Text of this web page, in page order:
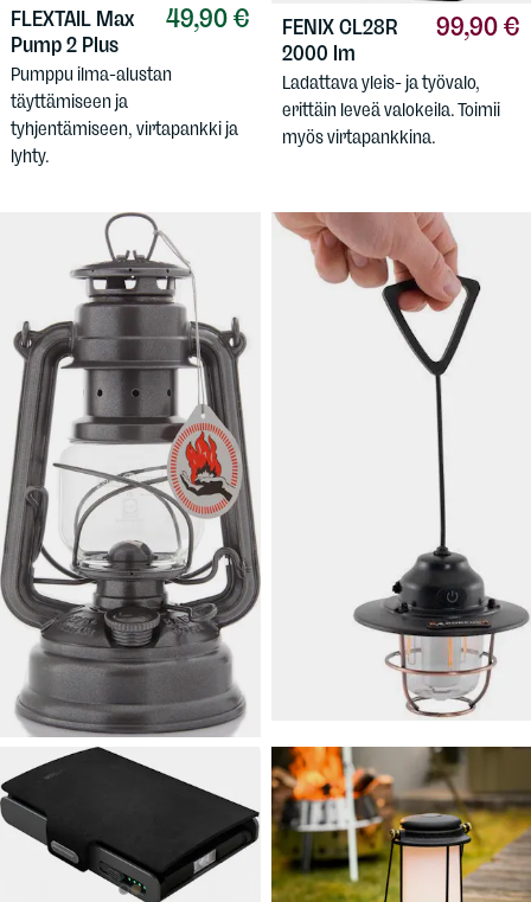
49,90 €
FLEXTAIL Max
Pump 2 Plus
Pumppu ilma-alustan
täyttämiseen ja
tyhjentämiseen, virtapankki ja
lyhty.
99,90 €
FENIXCL28R
2000 lm
Ladattava yleis- ja työvalo,
erittäin leveä valokeila. Toimii
myös virtapankkina.
49 €
FEUERHANDBaby
Special 276 Sparkling Iron
Laadukas myrskylyhty n. 20
tunnin toiminta-ajalla.
34,90 €
ROBENSSuilven
Rechargeable Lantern
Hauska pieni led-lyhty esim.
teltan valaisuun.